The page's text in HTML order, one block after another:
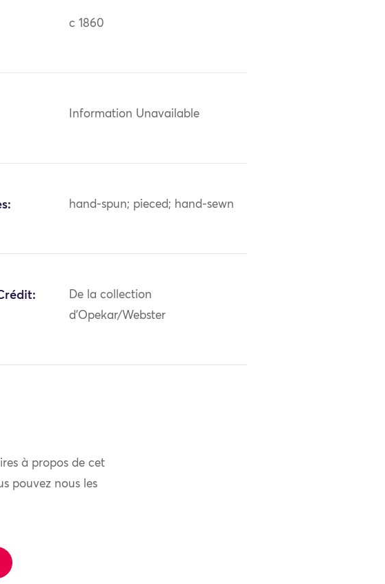
c 1860
Information Unavailable
hand-spun; pieced; hand-sewn
De la collection
d'Opekar/Webster
à propos de cet
pouvez nous les